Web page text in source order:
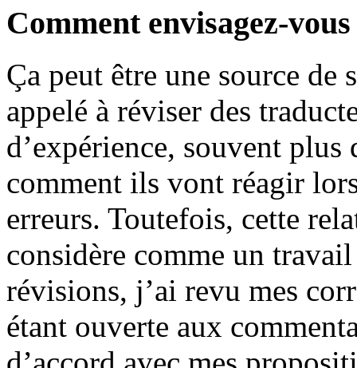
Comment envisagez-
Ça peut être une source de
appelé à réviser des
d’expérience, souvent plus
comment ils vont réagir
erreurs. Toutefois, cette
considère comme un
révisions, j’ai revu mes
étant ouverte aux